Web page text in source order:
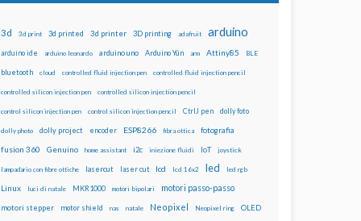
3d 3d print 3d printed 3d printer 3D printing adafruit arduino
arduino ide arduino leonardo arduino uno Arduino Yún arm Attiny85 BLE
bluetooth cloud controlled fluid injection pen controlled fluid injection pencil
controlled silicon injection pen controlled silicon injection pencil
control silicon injection pen control silicon injection pencil CtrlJ pen dolly foto
dolly photo dolly project encoder ESP8266 fibra ottica fotografia
fusion 360 Genuino home assistant i2c iniezione fluidi IoT joystick
lampadario con fibre ottiche lasercut laser cut lcd lcd 16x2 led led rgb
Linux luci di natale MKR1000 motori bipolari motori passo-passo
motori stepper motor shield nas natale Neopixel Neopixel ring OLED